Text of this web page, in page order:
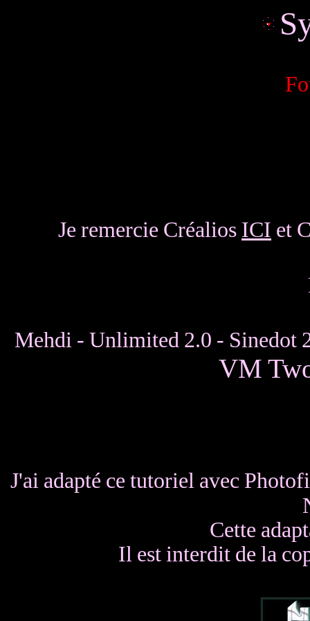
Je remercie Créalios ICI et
Mehdi - Unlimited 2.0 - Sinedot
VM
J'ai adapté ce tutoriel avec
Cette
Il est interdit de la